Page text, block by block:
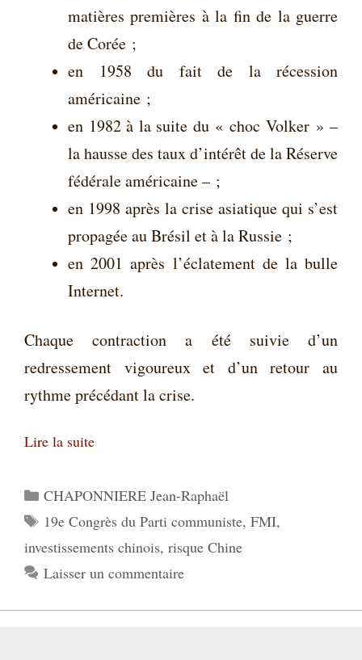
matières premières à la fin de la guerre
de Corée ;
en 1958 du fait de la récession
américaine ;
en 1982 à la suite du « choc Volker » –
la hausse des taux d’intérêt de la Réserve
fédérale américaine – ;
en 1998 après la crise asiatique qui s’est
propagée au Brésil et à la Russie ;
en 2001 après l’éclatement de la bulle
Internet.
Chaque contraction a été suivie d’un
redressement vigoureux et d’un retour au
rythme précédant la crise.
Lire la suite
Catégories
CHAPONNIERE Jean-Raphaël
Étiquettes
19e Congrès du Parti communiste, FMI,
investissements chinois, risque Chine
Laisser un commentaire